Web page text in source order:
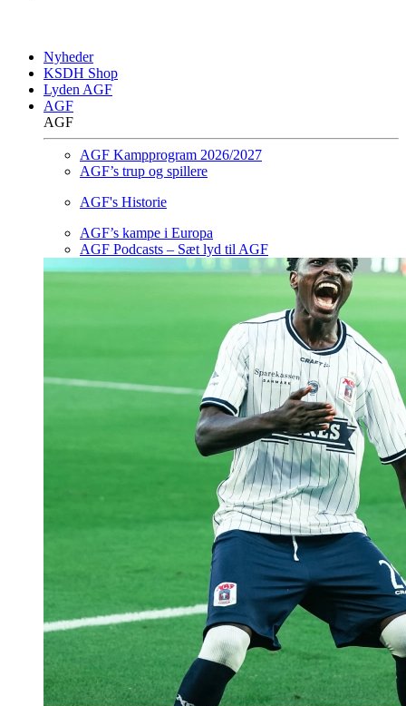
Nyheder
KSDH Shop
Lyden AGF
AGF
AGF
AGF Kampprogram 2026/2027
AGF’s trup og spillere
AGF's Historie
AGF’s kampe i Europa
AGF Podcasts – Sæt lyd til AGF